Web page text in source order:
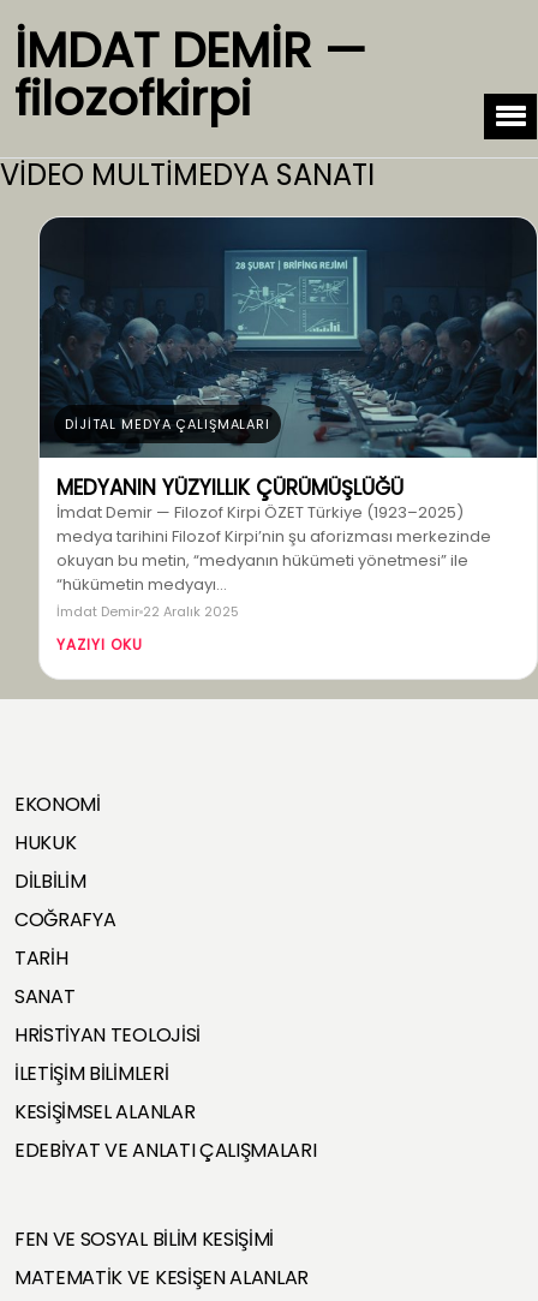
İMDAT DEMİR —
filozofkirpi
VİDEO MULTİMEDYA SANATI
DİJİTAL MEDYA ÇALIŞMALARI
MEDYANIN YÜZYILLIK ÇÜRÜMÜŞLÜĞÜ
İmdat Demir — Filozof Kirpi ÖZET Türkiye (1923–2025)
medya tarihini Filozof Kirpi’nin şu aforizması merkezinde
okuyan bu metin, “medyanın hükümeti yönetmesi” ile
“hükümetin medyayı…
İmdat Demir 22 Aralık 2025
YAZIYI OKU
EKONOMİ
HUKUK
DİLBİLİM
COĞRAFYA
TARİH
SANAT
HRİSTİYAN TEOLOJİSİ
İLETİŞİM BİLİMLERİ
KESİŞİMSEL ALANLAR
EDEBİYAT VE ANLATI ÇALIŞMALARI
FEN VE SOSYAL BİLİM KESİŞİMİ
MATEMATİK VE KESİŞEN ALANLAR